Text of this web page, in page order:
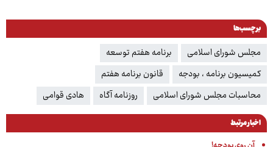
برچسب‌ها
مجلس شورای اسلامی
برنامه هفتم توسعه
کمیسیون برنامه ، بودجه
قانون برنامه هفتم
محاسبات مجلس شورای اسلامی
روزنامه آگاه هادی قوامی
اخبار مرتبط